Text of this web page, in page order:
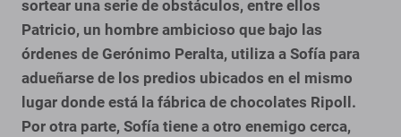
sortear una serie de obstáculos, entre ellos
Patricio, un hombre ambicioso que bajo las
órdenes de Gerónimo Peralta, utiliza a Sofía para
adueñarse de los predios ubicados en el mismo
lugar donde está la fábrica de chocolates Ripoll.
Por otra parte, Sofía tiene a otro enemigo cerca,